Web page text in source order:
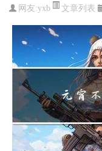
网友:yxb 文章列表